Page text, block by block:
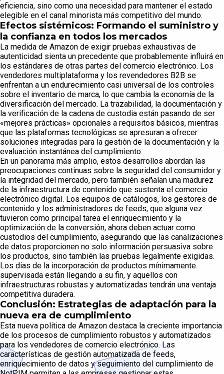
eficiencia, sino como una necesidad para mantener el estado
elegible en el canal minorista más competitivo del mundo.
Efectos sistémicos: Formando el suministro y
la confianza en todos los mercados
La medida de Amazon de exigir pruebas exhaustivas de
autenticidad sienta un precedente que probablemente influirá en
los estándares de otras partes del comercio electrónico. Los
vendedores multiplataforma y los revendedores B2B se
enfrentan a un endurecimiento casi universal de los controles
sobre el inventario de marca, lo que cambia la economía de la
diversificación del mercado. La trazabilidad, la documentación y
la verificación de la cadena de custodia están pasando de ser
«mejores prácticas» opcionales a requisitos básicos, mientras
que las plataformas tecnológicas se apresuran a ofrecer
soluciones integradas para la gestión de la documentación y la
evaluación instantánea del cumplimiento.
En un panorama más amplio, estos desarrollos abordan las
preocupaciones continuas sobre la seguridad del consumidor y
la integridad del mercado, pero también señalan una madurez
de la infraestructura de contenido que sustenta el comercio
electrónico digital. Los equipos de catálogos, los gestores de
contenido y los administradores de feeds, que alguna vez
tuvieron como principal tarea el enriquecimiento y la
optimización de la conversión, ahora deben actuar como
custodios del cumplimiento, asegurando que las canalizaciones
de datos proporcionen no solo información persuasiva sobre
los productos, sino también las pruebas legalmente exigidas.
Los días de la incorporación de productos mínimamente
supervisada están llegando a su fin, y aquellos con
infraestructuras robustas y automatizadas tendrán una ventaja
competitiva duradera.
Conclusión: Estrategias de adaptación para la
nueva era de cumplimiento
Esta nueva política de Amazon destaca la creciente importancia
de los procesos de cumplimiento robustos y automatizados
para los vendedores de comercio electrónico. Las
características de gestión automatizada de feeds,
enriquecimiento de datos y seguimiento del cumplimiento de